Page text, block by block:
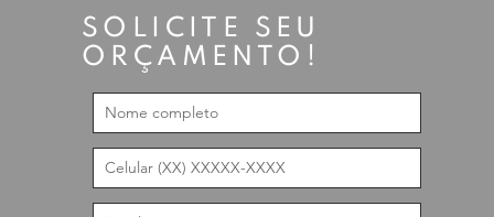
SOLICITE SEU
ORÇAMENTO!